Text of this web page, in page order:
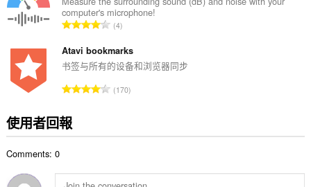
次
數
computer's microphone!
評
的
總
數
4
Atavi bookmarks
书签与所有的设备和浏览器同步
評
:
170
使用者回報
Comments: 0